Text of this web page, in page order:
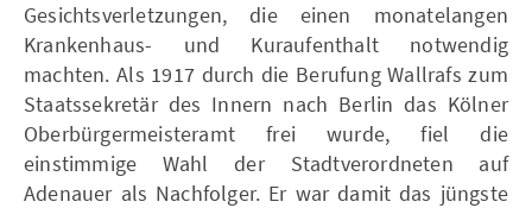
Gesichtsverletzungen, die einen monatelangen
Krankenhaus- und Kuraufenthalt notwendig
machten. Als 1917 durch die Berufung Wallrafs zum
Staatssekretär des Innern nach Berlin das Kölner
Oberbürgermeisteramt frei wurde, fiel die
einstimmige Wahl der Stadtverordneten auf
Adenauer als Nachfolger. Er war damit das jüngste